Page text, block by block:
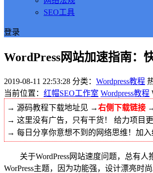
SEO工具
登录
WordPress网站加速指南：
2019-08-11 22:53:28 分类： Wordpress教程
当前位置： 红帽SEO工作室 Wordpress教程
→ 源码教程下载地址见 →右侧下载链接
→ 这里没有广告，只有干货！ 给力项目更
→ 每日分享你意想不到的网络思维！加
关于WordPress网站速度问题，总有人
WorPress主题，因为功能强，设计漂亮时